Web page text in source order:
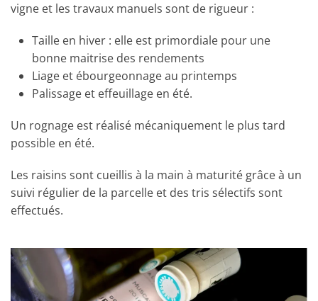
vigne et les travaux manuels sont de rigueur :
Taille en hiver : elle est primordiale pour une
bonne maitrise des rendements
Liage et ébourgeonnage au printemps
Palissage et effeuillage en été.
Un rognage est réalisé mécaniquement le plus tard
possible en été.
Les raisins sont cueillis à la main à maturité grâce à un
suivi régulier de la parcelle et des tris sélectifs sont
effectués.